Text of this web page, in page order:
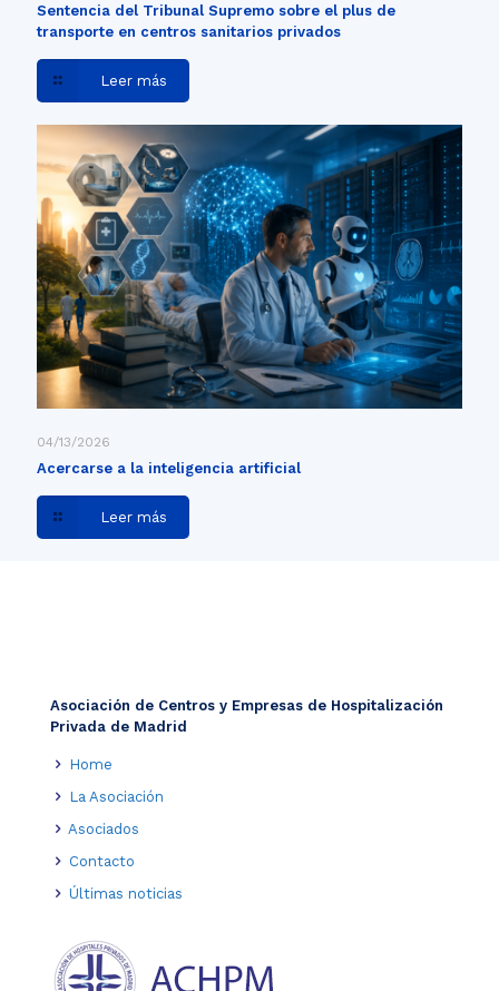
Sentencia del Tribunal Supremo sobre el plus de
transporte en centros sanitarios privados
Leer más
04/13/2026
Acercarse a la inteligencia artificial
Leer más
Asociación de Centros y Empresas de Hospitalización
Privada de Madrid
Home
La Asociación
Asociados
Contacto
Últimas noticias